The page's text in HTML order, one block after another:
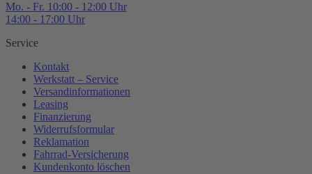
Mo. - Fr. 10:00 - 12:00 Uhr
14:00 - 17:00 Uhr
Service
Kontakt
Werkstatt – Service
Versandinformationen
Leasing
Finanzierung
Widerrufsformular
Reklamation
Fahrrad-Versicherung
Kundenkonto löschen